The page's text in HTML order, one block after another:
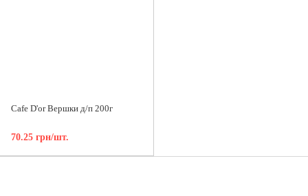
Cafe D'or Вершки д/п 200г
70.25 грн/шт.